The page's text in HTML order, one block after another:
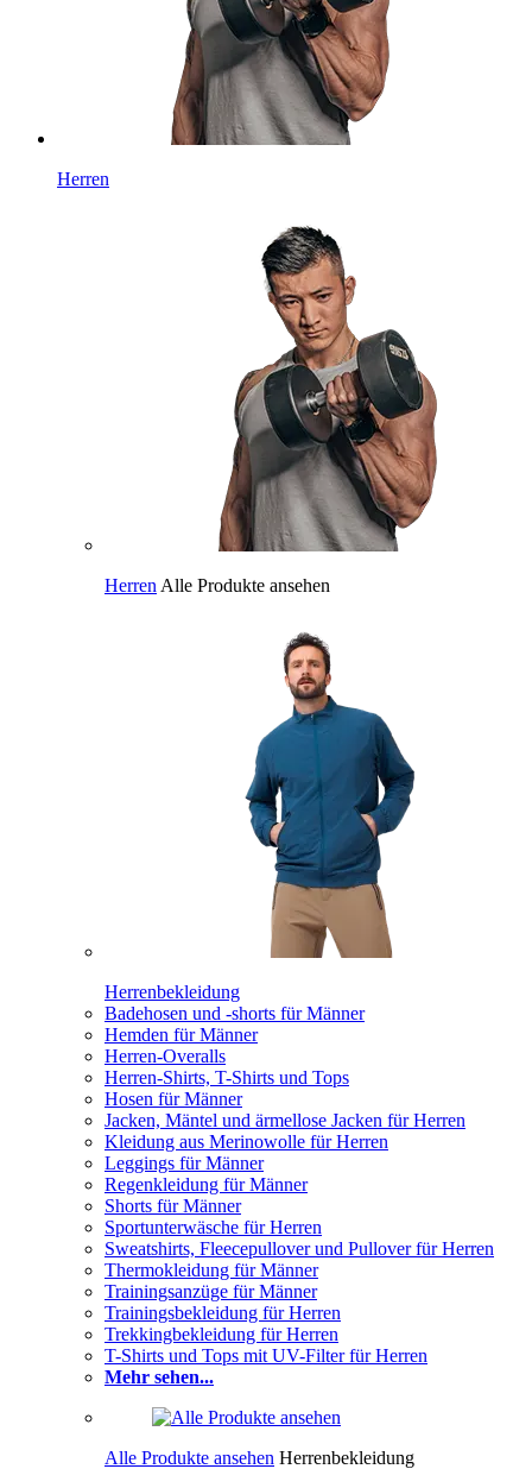
Herren
Herren Alle Produkte ansehen
Herrenbekleidung
Badehosen und -shorts für Männer
Hemden für Männer
Herren-Overalls
Herren-Shirts, T-Shirts und Tops
Hosen für Männer
Jacken, Mäntel und ärmellose Jacken für Herren
Kleidung aus Merinowolle für Herren
Leggings für Männer
Regenkleidung für Männer
Shorts für Männer
Sportunterwäsche für Herren
Sweatshirts, Fleecepullover und Pullover für Herren
Thermokleidung für Männer
Trainingsanzüge für Männer
Trainingsbekleidung für Herren
Trekkingbekleidung für Herren
T-Shirts und Tops mit UV-Filter für Herren
Mehr sehen...
Alle Produkte ansehen Herrenbekleidung